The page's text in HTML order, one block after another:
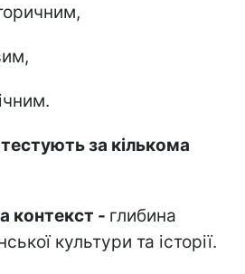
за кількома
контекст - глибина
культури та історії.